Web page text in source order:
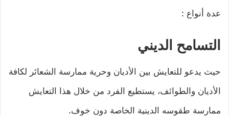
عدة أنواع :
التسامح الديني
حيث يدعو للتعايش بين الأديان وحرية ممارسة الشعائر لكافة
الأديان والطوائف، يستطيع الفرد من خلال هذا التعايش
ممارسة طقوسه الدينية الخاصة دون خوف.